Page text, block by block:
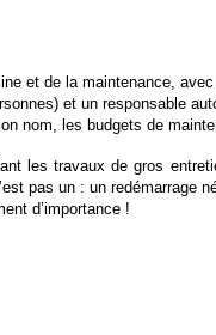
et de la maintenance,
et un responsable
nom, les budgets de
les travaux de gros
pas un : un redémarrage
d’importance !